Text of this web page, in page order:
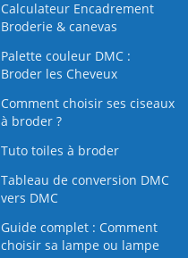
Calculateur Encadrement
Broderie & canevas
Palette couleur DMC :
Broder les Cheveux
Comment choisir ses ciseaux
à broder ?
Tuto toiles à broder
Tableau de conversion DMC
vers DMC
Guide complet : Comment
choisir sa lampe ou lampe